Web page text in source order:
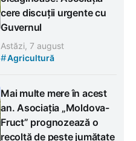
cere discuții urgente cu
Guvernul
Astăzi, 7 august
#Agricultură
Mai multe mere în acest
an. Asociația „Moldova-
Fruct” prognozează o
recoltă de peste jumătate